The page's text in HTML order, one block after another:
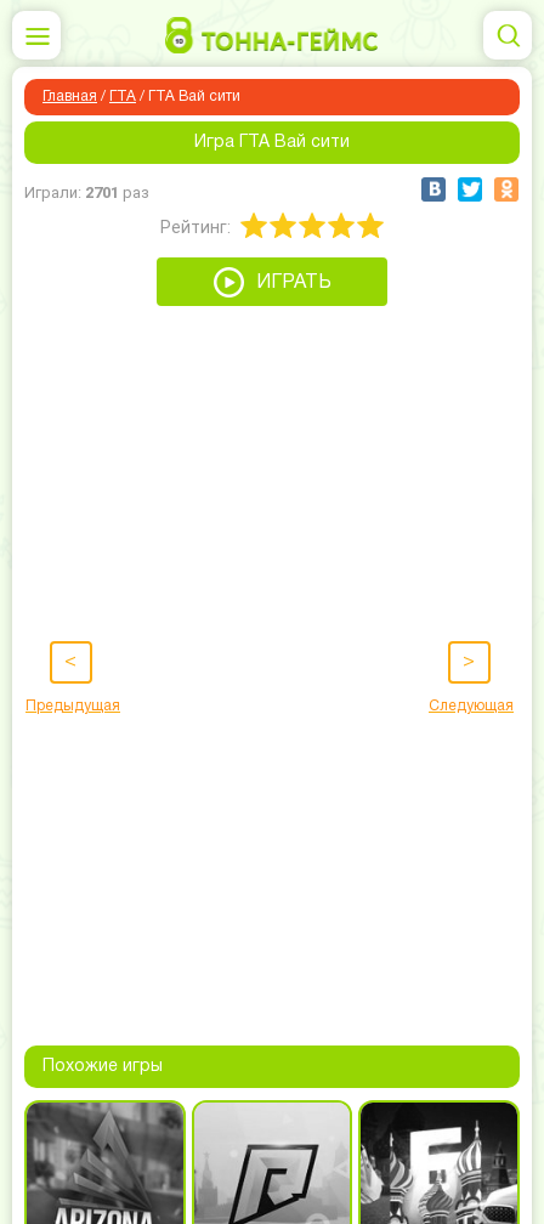
Главная / ГТА / ГТА Вай сити
Игра ГТА Вай сити
Играли: 2701 раз
Рейтинг:
ИГРАТЬ
<
Предыдущая
>
Следующая
Похожие игры